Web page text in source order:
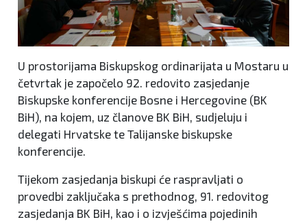
U prostorijama Biskupskog ordinarijata u Mostaru u
četvrtak je započelo 92. redovito zasjedanje
Biskupske konferencije Bosne i Hercegovine (BK
BiH), na kojem, uz članove BK BiH, sudjeluju i
delegati Hrvatske te Talijanske biskupske
konferencije.
Tijekom zasjedanja biskupi će raspravljati o
provedbi zaključaka s prethodnog, 91. redovitog
zasjedanja BK BiH, kao i o izvješćima pojedinih